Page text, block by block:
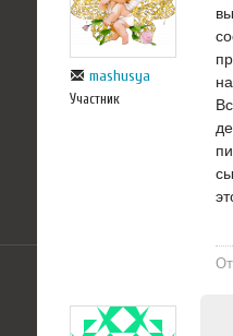
mashusya
Участник